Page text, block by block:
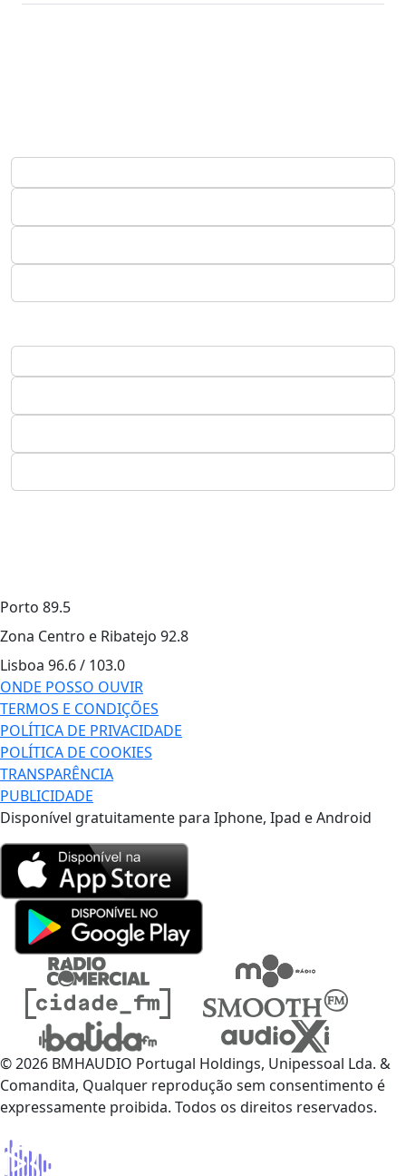
Porto 89.5
Zona Centro e Ribatejo 92.8
Lisboa 96.6 / 103.0
ONDE POSSO OUVIR
TERMOS E CONDIÇÕES
POLÍTICA DE PRIVACIDADE
POLÍTICA DE COOKIES
TRANSPARÊNCIA
PUBLICIDADE
Disponível gratuitamente para Iphone, Ipad e Android
© 2026 BMHAUDIO Portugal Holdings, Unipessoal Lda. &
Comandita, Qualquer reprodução sem consentimento é
expressamente proibida. Todos os direitos reservados.